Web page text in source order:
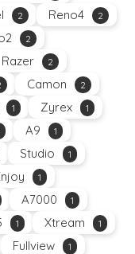
2 Reno4 2
2
Razer 2
Camon 2
1 Zyrex 1
A9 1
Studio 1
1
A7000 1
1 Xtream 1
Fullview 1